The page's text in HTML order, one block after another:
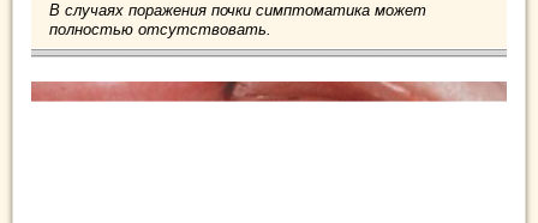
В случаях поражения почки симптоматика может
полностью отсутствовать.